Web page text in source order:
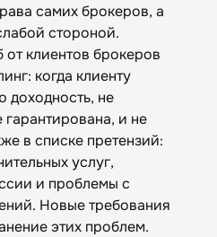
самих брокеров, а
стороной.
клиентов брокеров
когда клиенту
доходность, не
гарантирована, и не
в списке претензий:
услуг,
и проблемы с
Новые требования
этих проблем.